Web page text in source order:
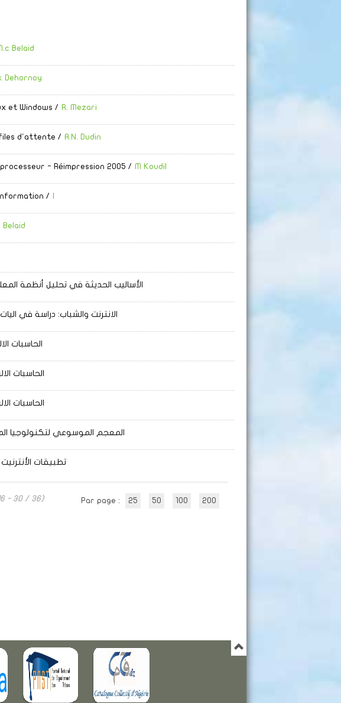
Belaid
Dehornoy
et Windows / R. Mezari
d'attente / A.N. Dudin
- Réimpression 2005 / M Koudil
/
Belaid
الأساليب الحديثة في تحليل أنظمة
الانترنت والشباب: دراسة في
الحاسبات
الحاسبات
الحاسبات
المعجم الموسوعي لتكنولوجيا
تطبيقات
- 30 / 36) Par page : 25 50 100 200